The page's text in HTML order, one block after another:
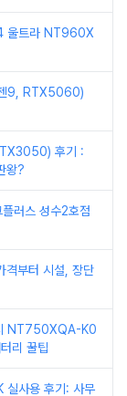
울트라 NT960X
9, RTX5060)
후기 :
왕?
러스 성수2호점
격부터 시설, 장단
NT750XQA-K0
리 꿀팁
사용 후기: 사무